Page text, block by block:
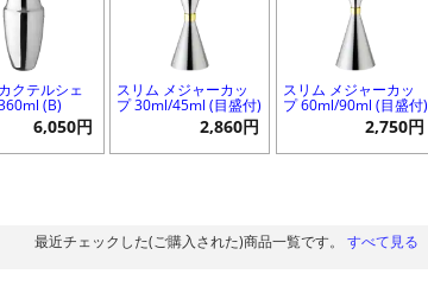
クテルシェ
(B)
6,050円
スリム メジャーカッ
プ 30ml/45ml (目盛付)
2,860円
スリム メジャーカッ
プ 60ml/90ml (目盛付)
2,750円
最近チェックした(ご購入された)商品一覧です。 すべて見る